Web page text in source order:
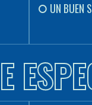
UN BUEN